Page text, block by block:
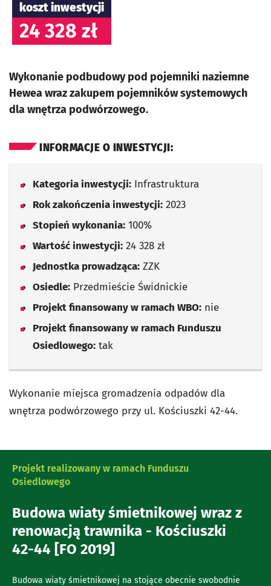
koszt inwestycji
24 328 zł
Wykonanie podbudowy pod pojemniki naziemne
Hewea wraz zakupem pojemników systemowych
dla wnętrza podwórzowego.
INFORMACJE O INWESTYCJI:
Kategoria inwestycji: Infrastruktura
Rok zakończenia inwestycji: 2023
Stopień wykonania: 100%
Wartość inwestycji: 24 328 zł
Jednostka prowadząca: ZZK
Osiedle: Przedmieście Świdnickie
Projekt finansowany w ramach WBO: nie
Projekt finansowany w ramach Funduszu
Osiedlowego: tak
Wykonanie miejsca gromadzenia odpadów dla
wnętrza podwórzowego przy ul. Kościuszki 42-44.
Projekt realizowany w ramach Funduszu
Osiedlowego
Budowa wiaty śmietnikowej wraz z
renowacją trawnika - Kościuszki
42-44 [FO 2019]
Budowa wiaty śmietnikowej na stojące obecnie swobodnie